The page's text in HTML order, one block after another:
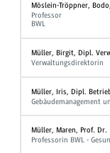
Möslein-Tröppner,
Professor
BWL
Müller, Birgit, Dipl.
Verwaltungsdirektorin
Müller, Iris, Dipl.
Gebäudemanagement
Müller, Maren, Prof. Dr.
Professorin BWL -